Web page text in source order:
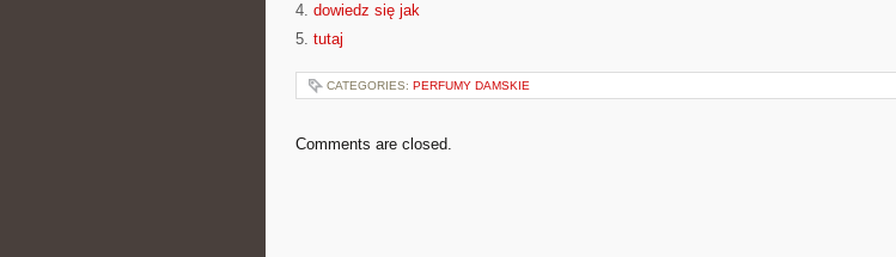
4. dowiedz się jak
5. tutaj
CATEGORIES: PERFUMY DAMSKIE
Comments are closed.